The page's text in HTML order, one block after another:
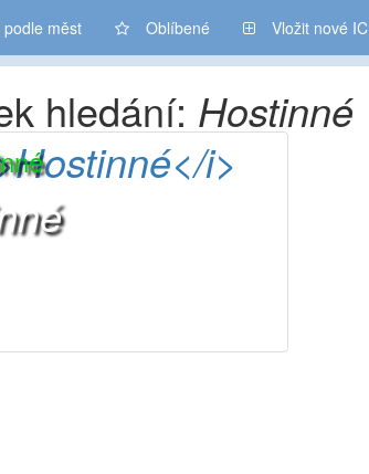
podle měst Oblíbené Vložit nové IC
hledání: Hostinné